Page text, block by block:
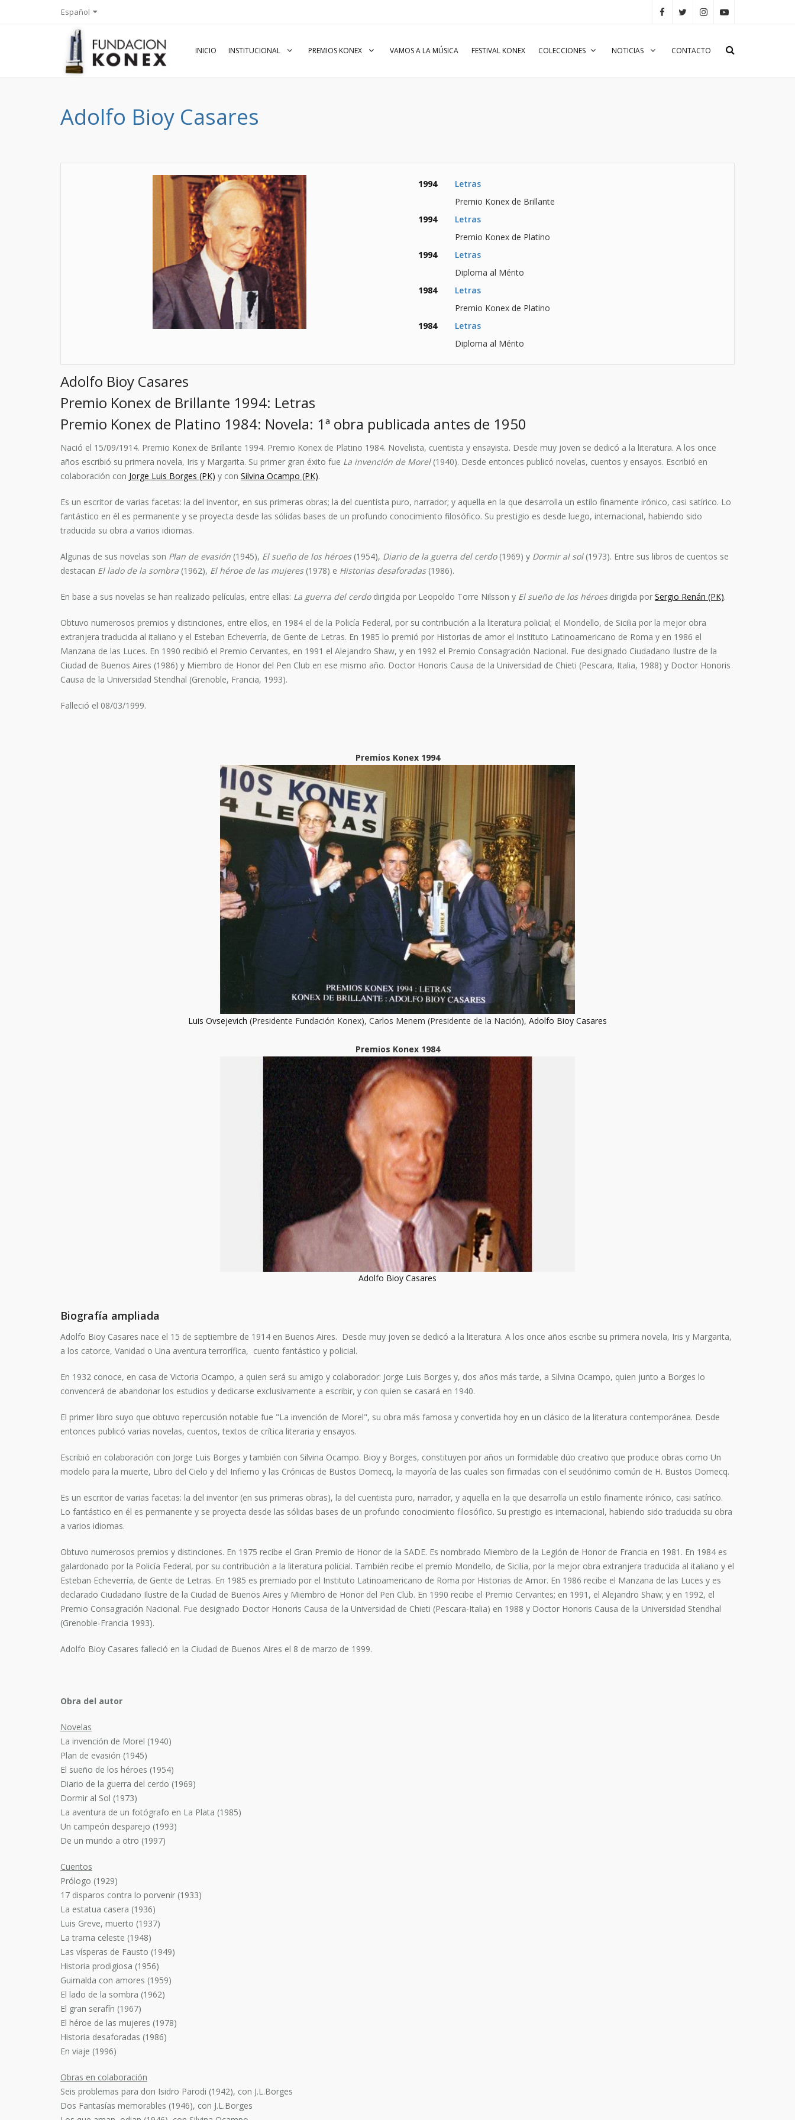
Español
INICIO INSTITUCIONAL PREMIOS KONEX VAMOS A LA MÚSICA FESTIVAL KONEX COLECCIONES NOTICIAS CONTACTO
Adolfo Bioy Casares
1994
Letras
Premio Konex de Brillante
1994
Letras
Premio Konex de Platino
1994
Letras
Diploma al Mérito
1984
Letras
Premio Konex de Platino
1984
Letras
Diploma al Mérito
Adolfo Bioy Casares
Premio Konex de Brillante 1994: Letras
Premio Konex de Platino 1984: Novela: 1ª obra publicada antes de 1950
Nació el 15/09/1914. Premio Konex de Brillante 1994. Premio Konex de Platino 1984. Novelista, cuentista y ensayista. Desde muy joven se dedicó a la literatura. A los once
años escribió su primera novela, Iris y Margarita. Su primer gran éxito fue La invención de Morel(1940). Desde entonces publicó novelas, cuentos y ensayos. Escribió en
colaboración con Jorge Luis Borges (PK) y con Silvina Ocampo (PK).
Es un escritor de varias facetas: la del inventor, en sus primeras obras; la del cuentista puro, narrador; y aquella en la que desarrolla un estilo finamente irónico, casi satírico. Lo
fantástico en él es permanente y se proyecta desde las sólidas bases de un profundo conocimiento filosófico. Su prestigio es desde luego, internacional, habiendo sido
traducida su obra a varios idiomas.
Algunas de sus novelas son Plan de evasión (1945), El sueño de los héroes(1954), Diario de la guerra del cerdo(1969) y Dormir al sol (1973). Entre sus libros de cuentos se
destacan El lado de la sombra (1962), El héroe de las mujeres(1978) e Historias desaforadas (1986).
En base a sus novelas se han realizado películas, entre ellas: La guerra del cerdo dirigida por Leopoldo Torre Nilsson y El sueño de los héroesdirigida por Sergio Renán (PK).
Obtuvo numerosos premios y distinciones, entre ellos, en 1984 el de la Policía Federal, por su contribución a la literatura policial; el Mondello, de Sicilia por la mejor obra
extranjera traducida al italiano y el Esteban Echeverría, de Gente de Letras. En 1985 lo premió por Historias de amor el Instituto Latinoamericano de Roma y en 1986 el
Manzana de las Luces. En 1990 recibió el Premio Cervantes, en 1991 el Alejandro Shaw, y en 1992 el Premio Consagración Nacional. Fue designado Ciudadano Ilustre de la
Ciudad de Buenos Aires (1986) y Miembro de Honor del Pen Club en ese mismo año. Doctor Honoris Causa de la Universidad de Chieti (Pescara, Italia, 1988) y Doctor Honoris
Causa de la Universidad Stendhal (Grenoble, Francia, 1993).
Falleció el 08/03/1999.
Premios Konex 1994
Luis Ovsejevich (Presidente Fundación Konex), Carlos Menem (Presidente de la Nación), Adolfo Bioy Casares
Premios Konex 1984
Adolfo Bioy Casares
Biografía ampliada
Adolfo Bioy Casares nace el 15 de septiembre de 1914 en Buenos Aires. Desde muy joven se dedicó a la literatura. A los once años escribe su primera novela, Iris y Margarita,
a los catorce, Vanidad o Una aventura terrorífica, cuento fantástico y policial.
En 1932 conoce, en casa de Victoria Ocampo, a quien será su amigo y colaborador: Jorge Luis Borges y, dos años más tarde, a Silvina Ocampo, quien junto a Borges lo
convencerá de abandonar los estudios y dedicarse exclusivamente a escribir, y con quien se casará en 1940.
El primer libro suyo que obtuvo repercusión notable fue "La invención de Morel", su obra más famosa y convertida hoy en un clásico de la literatura contemporánea. Desde
entonces publicó varias novelas, cuentos, textos de crítica literaria y ensayos.
Escribió en colaboración con Jorge Luis Borges y también con Silvina Ocampo. Bioy y Borges, constituyen por años un formidable dúo creativo que produce obras como Un
modelo para la muerte, Libro del Cielo y del Infierno y las Crónicas de Bustos Domecq, la mayoría de las cuales son firmadas con el seudónimo común de H. Bustos Domecq.
Es un escritor de varias facetas: la del inventor (en sus primeras obras), la del cuentista puro, narrador, y aquella en la que desarrolla un estilo finamente irónico, casi satírico.
Lo fantástico en él es permanente y se proyecta desde las sólidas bases de un profundo conocimiento filosófico. Su prestigio es internacional, habiendo sido traducida su obra
a varios idiomas.
Obtuvo numerosos premios y distinciones. En 1975 recibe el Gran Premio de Honor de la SADE. Es nombrado Miembro de la Legión de Honor de Francia en 1981. En 1984 es
galardonado por la Policía Federal, por su contribución a la literatura policial. También recibe el premio Mondello, de Sicilia, por la mejor obra extranjera traducida al italiano y el
Esteban Echeverría, de Gente de Letras. En 1985 es premiado por el Instituto Latinoamericano de Roma por Historias de Amor. En 1986 recibe el Manzana de las Luces y es
declarado Ciudadano Ilustre de la Ciudad de Buenos Aires y Miembro de Honor del Pen Club. En 1990 recibe el Premio Cervantes; en 1991, el Alejandro Shaw; y en 1992, el
Premio Consagración Nacional. Fue designado Doctor Honoris Causa de la Universidad de Chieti (Pescara-Italia) en 1988 y Doctor Honoris Causa de la Universidad Stendhal
(Grenoble-Francia 1993).
Adolfo Bioy Casares falleció en la Ciudad de Buenos Aires el 8 de marzo de 1999.
Obra del autor
Novelas
La invención de Morel (1940)
Plan de evasión (1945)
El sueño de los héroes (1954)
Diario de la guerra del cerdo (1969)
Dormir al Sol (1973)
La aventura de un fotógrafo en La Plata (1985)
Un campeón desparejo (1993)
De un mundo a otro (1997)
Cuentos
Prólogo (1929)
17 disparos contra lo porvenir (1933)
La estatua casera (1936)
Luis Greve, muerto (1937)
La trama celeste (1948)
Las vísperas de Fausto (1949)
Historia prodigiosa (1956)
Guirnalda con amores (1959)
El lado de la sombra (1962)
El gran serafín (1967)
El héroe de las mujeres (1978)
Historia desaforadas (1986)
En viaje (1996)
Obras en colaboración
Seis problemas para don Isidro Parodi (1942), con J.L.Borges
Dos Fantasías memorables (1946), con J.L.Borges